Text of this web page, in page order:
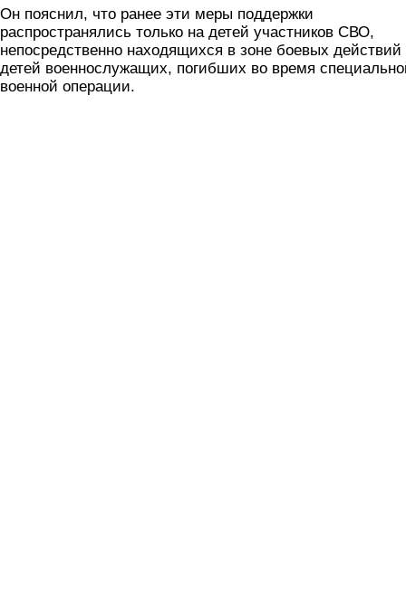
Он пояснил, что ранее эти меры поддержки
распространялись только на детей участников СВО,
непосредственно находящихся в зоне боевых действий
детей военнослужащих, погибших во время
военной операции.